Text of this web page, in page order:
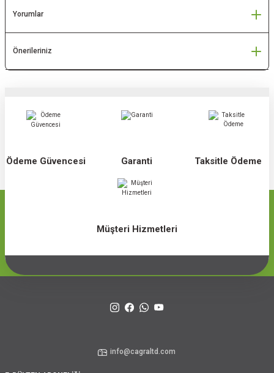
Yorumlar
Önerileriniz
Ödeme Güvencesi Garanti Taksitle Ödeme
Müşteri Hizmetleri
info@cagraltd.com